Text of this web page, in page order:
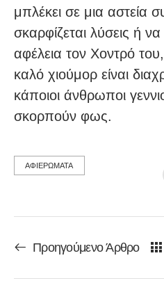
μπλέκει σε μια αστεία
σκαρφίζεται λύσεις ή
αφέλεια τον Χοντρό
καλό χιούμορ είναι
κάποιοι άνθρωποι
σκορπούν φως.
ΑΦΙΕΡΩΜΑΤΑ
Προηγούμενο Άρθρο